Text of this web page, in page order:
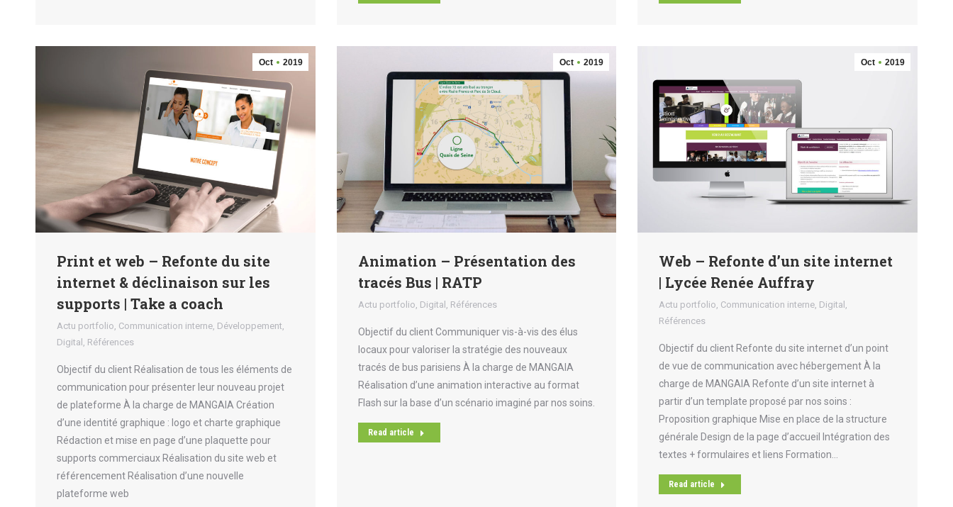
Oct 2019
Print et web – Refonte du site
internet & déclinaison sur les
supports | Take a coach
Actu portfolio, Communication interne, Développement,
Digital , Références
Objectif du client Réalisation de tous les éléments de
communication pour présenter leur nouveau projet
de plateforme À la charge de MANGAIA Création
d’une identité graphique : logo et charte graphique
Rédaction et mise en page d’une plaquette pour
supports commerciaux Réalisation du site web et
référencement Réalisation d’une nouvelle
plateforme web
Oct 2019
Animation – Présentation des
tracés Bus | RATP
Actu portfolio, Digital , Références
Objectif du client Communiquer vis-à-vis des élus
locaux pour valoriser la stratégie des nouveaux
tracés de bus parisiens À la charge de MANGAIA
Réalisation d’une animation interactive au format
Flash sur la base d’un scénario imaginé par nos soins.
Read article
Oct 2019
Web – Refonte d’un site internet
| Lycée Renée Auffray
Actu portfolio, Communication interne, Digital ,
Références
Objectif du client Refonte du site internet d’un point
de vue de communication avec hébergement À la
charge de MANGAIA Refonte d’un site internet à
partir d’un template proposé par nos soins :
Proposition graphique Mise en place de la structure
générale Design de la page d’accueil Intégration des
textes + formulaires et liens Formation…
Read article